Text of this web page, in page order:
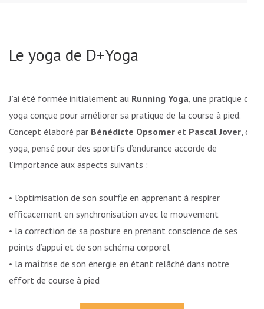
Le yoga de D+Yoga
J’ai été formée initialement au Running Yoga, une pratique de
yoga conçue pour améliorer sa pratique de la course à pied.
Concept élaboré par Bénédicte Opsomer et Pascal Jover, ce
yoga, pensé pour des sportifs d’endurance accorde de
l’importance aux aspects suivants :
• l’optimisation de son souffle en apprenant à respirer
efficacement en synchronisation avec le mouvement
• la correction de sa posture en prenant conscience de ses
points d’appui et de son schéma corporel
• la maîtrise de son énergie en étant relâché dans notre
effort de course à pied